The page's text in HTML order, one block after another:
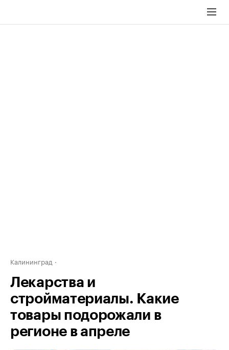
Калининград
Лекарства и
стройматериалы. Какие
товары подорожали в
регионе в апреле